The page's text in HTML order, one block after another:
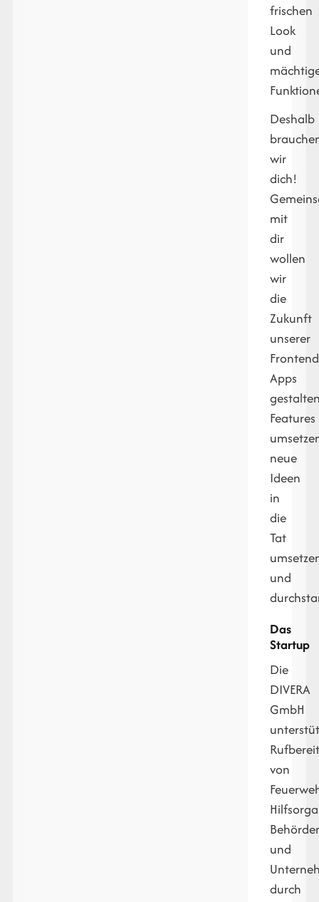
frischen
Look
und
Deshalb
wir
dich!
mit
dir
wollen
wir
die
Zukunft
unserer
Apps
Features
neue
Ideen
in
die
Tat
und
Das
Startup
Die
DIVERA
GmbH
von
und
durch